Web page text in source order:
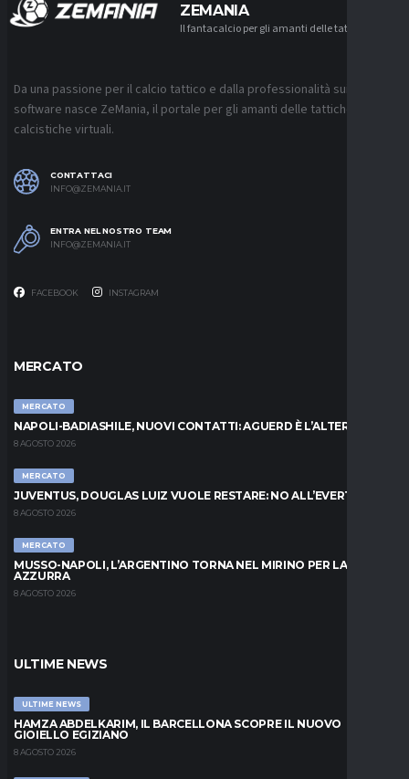
ZEMANIA
Il fantacalcio per gli amanti delle tattiche
Da una passione per il calcio tattico e dalla professionalità sui
software nasce ZeMania, il portale per gli amanti delle tattiche
calcistiche virtuali.
CONTATTACI
INFO@ZEMANIA.IT
ENTRA NEL NOSTRO TEAM
INFO@ZEMANIA.IT
FACEBOOK INSTAGRAM
MERCATO
MERCATO
NAPOLI-BADIASHILE, NUOVI CONTATTI: AGUERD È L’ALTERNATIVA
8 AGOSTO 2026
MERCATO
JUVENTUS, DOUGLAS LUIZ VUOLE RESTARE: NO ALL’EVERTON
8 AGOSTO 2026
MERCATO
MUSSO-NAPOLI, L’ARGENTINO TORNA NEL MIRINO PER LA PORTA
AZZURRA
8 AGOSTO 2026
ULTIME NEWS
ULTIME NEWS
HAMZA ABDELKARIM, IL BARCELLONA SCOPRE IL NUOVO
GIOIELLO EGIZIANO
8 AGOSTO 2026